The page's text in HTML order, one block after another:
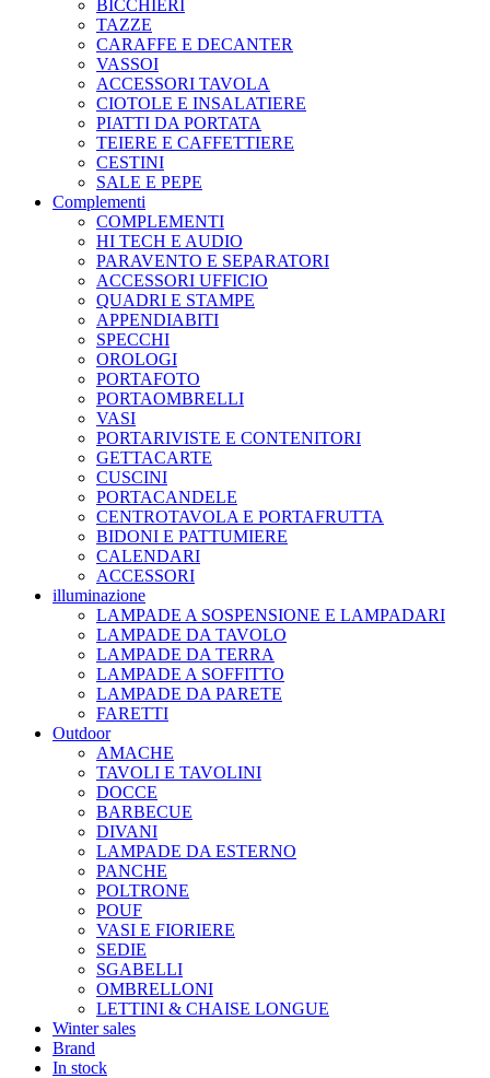
BICCHIERI
TAZZE
CARAFFE E DECANTER
VASSOI
ACCESSORI TAVOLA
CIOTOLE E INSALATIERE
PIATTI DA PORTATA
TEIERE E CAFFETTIERE
CESTINI
SALE E PEPE
Complementi
COMPLEMENTI
HI TECH E AUDIO
PARAVENTO E SEPARATORI
ACCESSORI UFFICIO
QUADRI E STAMPE
APPENDIABITI
SPECCHI
OROLOGI
PORTAFOTO
PORTAOMBRELLI
VASI
PORTARIVISTE E CONTENITORI
GETTACARTE
CUSCINI
PORTACANDELE
CENTROTAVOLA E PORTAFRUTTA
BIDONI E PATTUMIERE
CALENDARI
ACCESSORI
illuminazione
LAMPADE A SOSPENSIONE E LAMPADARI
LAMPADE DA TAVOLO
LAMPADE DA TERRA
LAMPADE A SOFFITTO
LAMPADE DA PARETE
FARETTI
Outdoor
AMACHE
TAVOLI E TAVOLINI
DOCCE
BARBECUE
DIVANI
LAMPADE DA ESTERNO
PANCHE
POLTRONE
POUF
VASI E FIORIERE
SEDIE
SGABELLI
OMBRELLONI
LETTINI & CHAISE LONGUE
Winter sales
Brand
In stock